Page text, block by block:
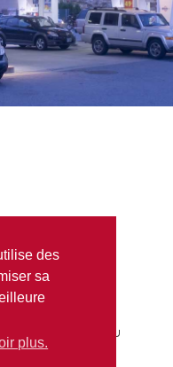
des
sa
plus.
Récompenses Bleu